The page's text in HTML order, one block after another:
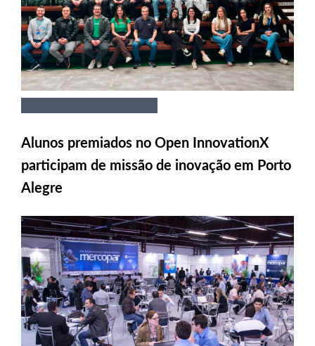
Alunos premiados no Open InnovationX
participam de missão de inovação em Porto
Alegre